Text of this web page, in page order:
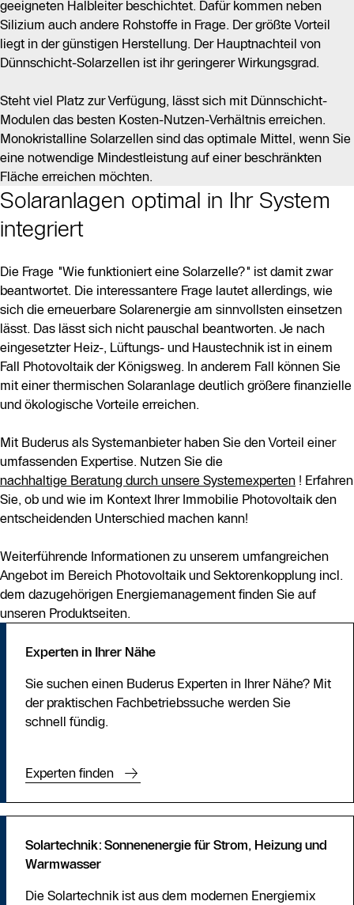
geeigneten Halbleiter beschichtet. Dafür kommen neben
Silizium auch andere Rohstoffe in Frage. Der größte Vorteil
liegt in der günstigen Herstellung. Der Hauptnachteil von
Dünnschicht-Solarzellen ist ihr geringerer Wirkungsgrad.
Steht viel Platz zur Verfügung, lässt sich mit Dünnschicht-
Modulen das besten Kosten-Nutzen-Verhältnis erreichen.
Monokristalline Solarzellen sind das optimale Mittel, wenn Sie
eine notwendige Mindestleistung auf einer beschränkten
Fläche erreichen möchten.
Solaranlagen optimal in Ihr System
integriert
Die Frage "Wie funktioniert eine Solarzelle?" ist damit zwar
beantwortet. Die interessantere Frage lautet allerdings, wie
sich die erneuerbare Solarenergie am sinnvollsten einsetzen
lässt. Das lässt sich nicht pauschal beantworten. Je nach
eingesetzter Heiz-, Lüftungs- und Haustechnik ist in einem
Fall Photovoltaik der Königsweg. In anderem Fall können Sie
mit einer thermischen Solaranlage deutlich größere finanzielle
und ökologische Vorteile erreichen.
Mit Buderus als Systemanbieter haben Sie den Vorteil einer
umfassenden Expertise. Nutzen Sie die
nachhaltige Beratung durch unsere Systemexperten ! Erfahren
Sie, ob und wie im Kontext Ihrer Immobilie Photovoltaik den
entscheidenden Unterschied machen kann!
Weiterführende Informationen zu unserem umfangreichen
Angebot im Bereich Photovoltaik und Sektorenkopplung incl.
dem dazugehörigen Energiemanagement finden Sie auf
unseren Produktseiten.
Experten in Ihrer Nähe
Sie suchen einen Buderus Experten in Ihrer Nähe? Mit
der praktischen Fachbetriebssuche werden Sie
schnell fündig.
Experten finden
Solartechnik: Sonnenenergie für Strom, Heizung und
Warmwasser
Die Solartechnik ist aus dem modernen Energiemix